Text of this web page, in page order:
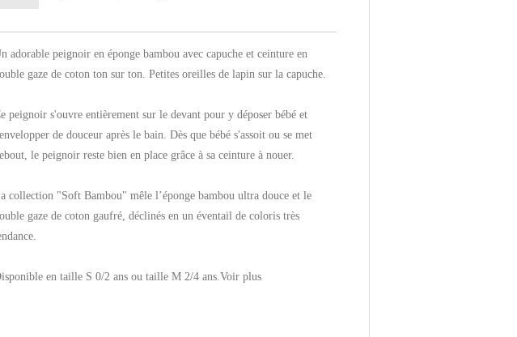
adorable peignoir en éponge bambou avec capuche et ceinture en
gaze de coton ton sur ton. Petites oreilles de lapin sur la capuche.
peignoir s'ouvre entièrement sur le devant pour y déposer bébé et
de douceur après le bain. Dès que bébé s'assoit ou se met
le peignoir reste bien en place grâce à sa ceinture à nouer.
collection "Soft Bambou" mêle l’éponge bambou ultra douce et le
gaze de coton gaufré, déclinés en un éventail de coloris très
en taille S 0/2 ans ou taille M 2/4 ans. Voir plus